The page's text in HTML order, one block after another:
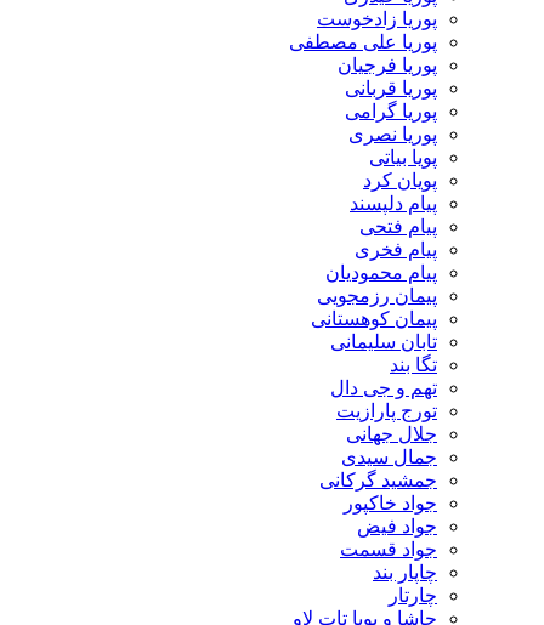
پوریا زادخوست
پوریا علی مصطفی
پوریا فرجیان
پوریا قربانی
پوریا گرامی
پوریا نصری
پویا بیاتی
پویان کرد
پیام دلپسند
پیام فتحی
پیام فخری
پیام محمودیان
پیمان رزمجویی
پیمان کوهستانی
تابان سلیمانی
تگا بند
تهم و جی دال
تورج پارازیت
جلال جهانی
جمال سیدی
جمشید گرکانی
جواد خاکپور
جواد فیض
جواد قسمت
چاپار بند
چارتار
حاشا و پویا تات لاو